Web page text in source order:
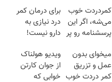
قرص
(پرسشنامه)
کمردردت خوب
می‌شه، اگر این
پرسشنامه رو پر
برای درمان کمر
درد نیازی به
دارو نیست!
رو پر کن)
میخوای بدون
عمل و تزریق
کمر دردت خوب
ویدیو هولناک
از جوان کارتن
خوابی که